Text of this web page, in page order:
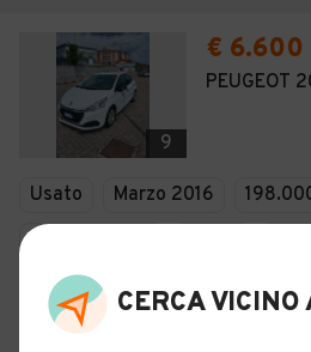
9
€ 6.600
PEUGEOT
Usato Marzo 2016
DescrizioneCERCA VICINO